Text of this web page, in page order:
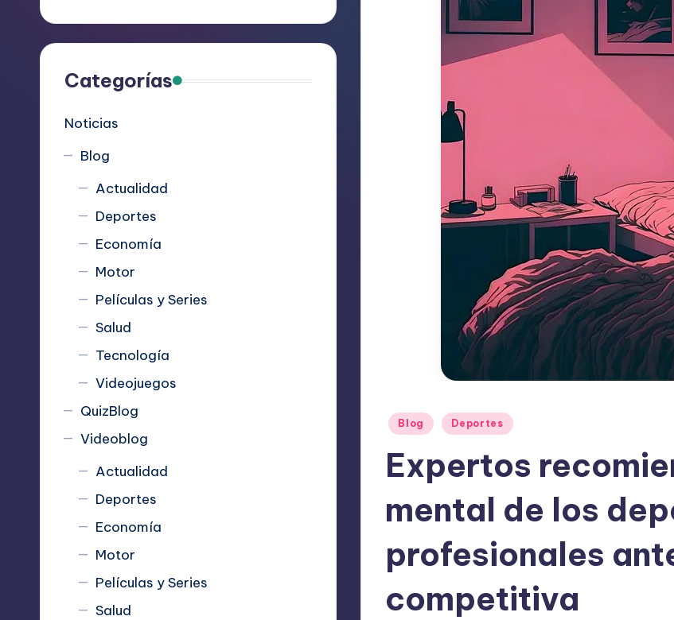
R
e
Publicado
Blog Deportes
Expertos
mental de los
profesionales
competitiva
Categorías
Noticias
Blog
Actualidad
Deportes
Economía
Motor
Películas y Series
Salud
Tecnología
Videojuegos
QuizBlog
Videoblog
Actualidad
Deportes
Economía
Motor
Películas y Series
Salud